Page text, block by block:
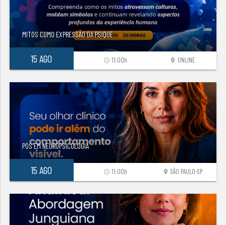
MITOS COMO EXPRESSÃO DA PSIQUE
15 AGO location_on ONLINE
access_time 11:00h
PÓS EM NEUROPSICOLOGIA
15 AGO location_on SÃO PAULO-SP
access_time 11:00h